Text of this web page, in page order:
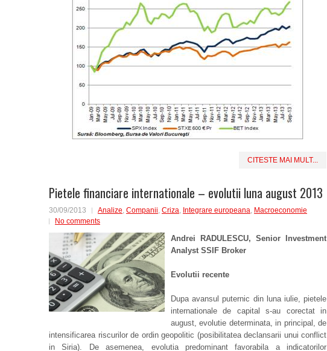
CITESTE MAI MULT...
Pietele financiare internationale – evolutii luna august 2013
30/09/2013 Analize, Companii, Criza, Integrare europeana, Macroeconomie
No comments
Andrei RADULESCU, Senior Investment
Analyst SSIF Broker
Evolutii recente
Dupa avansul puternic din luna iulie, pietele
internationale de capital s-au corectat in
august, evolutie determinata, in principal, de
intensificarea riscurilor de ordin geopolitic (posibilitatea declansarii unui conflict
in Siria). De asemenea, evolutia predominant favorabila a indicatorilor